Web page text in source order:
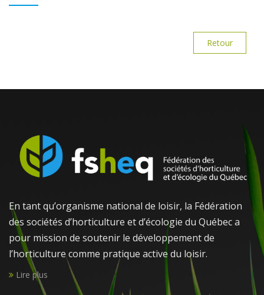
Retour
En tant qu’organisme national de loisir, la Fédération
des sociétés d’horticulture et d’écologie du Québec a
pour mission de soutenir le développement de
l’horticulture comme pratique active du loisir.
Lire plus